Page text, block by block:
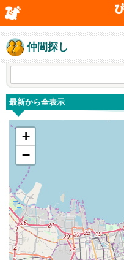
仲間探し
最新から全表示
+
−